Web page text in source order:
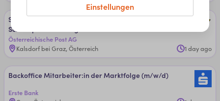
Sun­day ­Co-He­ro: Vor­sor­tier­kraf­t ­Pa­ket­zu­stel­lun­g (w/m/d)
­Schwer­punk­t ­Sonn­ta­g 8401 ­Kals­dorf
Österreichische Post AG
Kalsdorf bei Graz, Österreich 1 day ago
Back­of­fice­ ­Mit­ar­bei­ter:in ­der ­Markt­fol­ge (m/w/d)
Erste Bank
Einstellungen